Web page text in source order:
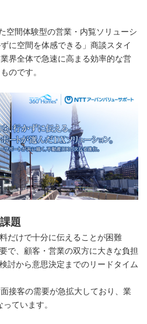
空間体験型の営業・内覧ソリューシ
に空間を体感できる」商談スタイ
界全体で急速に高まる効率的な営
のです。
題
だけで十分に伝えることが困難
で、顧客・営業の双方に大きな負担
討から意思決定までのリードタイム
接客の需要が急拡大しており、業
ています。